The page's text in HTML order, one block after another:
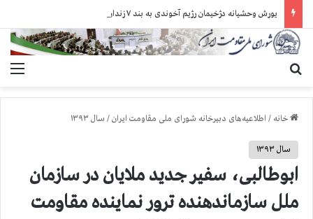
خانه / اطلاعیه‌های دبیرخانه شورای ملی مقاومت ایران/ سال ۱۳۹۳
سال ۱۳۹۳
ابوطالبی، سفیر جدید ملایان در سازمان
ملل سازماندهنده ترور نماینده مقاومت